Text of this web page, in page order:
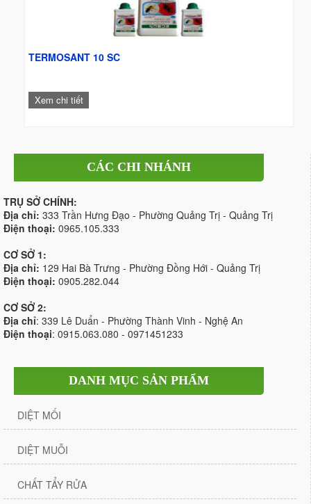
TERMOSANT 10 SC
Xem chi tiết
CÁC CHI NHÁNH
TRỤ SỞ CHÍNH:
Địa chỉ: 333 Trần Hưng Đạo - Phường Quảng Trị - Quảng Trị
Điện thoại: 0965.105.333
CƠ SỞ 1:
Địa chỉ: 129 Hai Bà Trưng - Phường Đồng Hới - Quảng Trị
Điện thoại: 0905.282.044
CƠ SỞ 2:
Địa chỉ: 339 Lê Duẩn - Phường Thành Vinh - Nghệ An
Điện thoại: 0915.063.080 - 0971451233
DANH MỤC SẢN PHẨM
DIỆT MỐI
DIỆT MUỖI
CHẤT TẨY RỬA